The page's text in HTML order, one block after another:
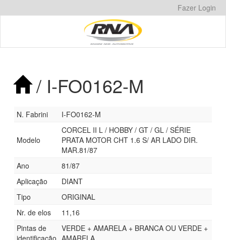
para
Fazer Login
/ I-FO0162-M
N. Fabrini I-FO0162-M
Modelo
CORCEL II L / HOBBY / GT / GL / SÉRIE
PRATA MOTOR CHT 1.6 S/ AR LADO DIR.
MAR.81/87
Ano
81/87
Aplicação
DIANT
Tipo
ORIGINAL
Nr. de elos
11,16
Pintas de
identificação
VERDE + AMARELA + BRANCA OU VERDE +
AMARELA